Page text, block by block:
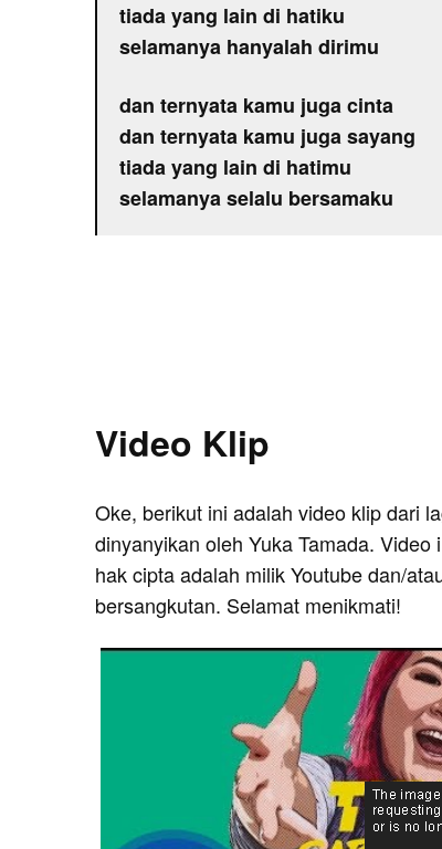
tiada yang lain di hatiku
selamanya hanyalah dirimu
dan ternyata kamu juga cinta
dan ternyata kamu juga sayang
tiada yang lain di hatimu
selamanya selalu bersamaku
Video Klip
Oke, berikut ini adalah video klip dari
dinyanyikan oleh Yuka Tamada.
hak cipta adalah milik Youtube dan/
bersangkutan. Selamat menikmati!